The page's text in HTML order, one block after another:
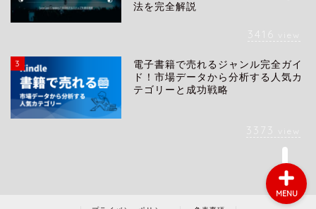
法を完全解説
3416 view
3
電子書籍で売れるジャンル完全ガイ
ド！市場データから分析する人気カ
テゴリーと成功戦略
3373 view
MENU
採用情報
お問い合わせ